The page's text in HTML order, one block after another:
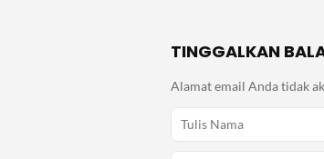
TINGGALKAN
Alamat email Anda tidak